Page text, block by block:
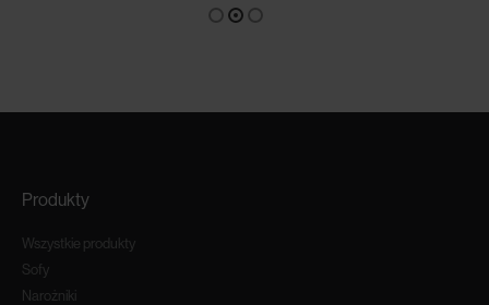
Produkty
Wszystkie produkty
Sofy
Narożniki